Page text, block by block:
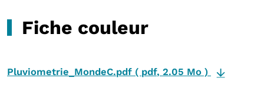
Fiche couleur
Pluviometrie_MondeC.pdf ( pdf, 2.05 Mo )